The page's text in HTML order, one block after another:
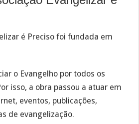
é Preciso foi fundada em
o Evangelho por todos os
isso, a obra passou a atuar em
eventos, publicações,
de evangelização.